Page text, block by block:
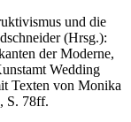
und die
(Hrsg.):
der Moderne,
Wedding
Texten von Monika
S. 78ff.